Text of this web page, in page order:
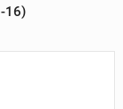
16)